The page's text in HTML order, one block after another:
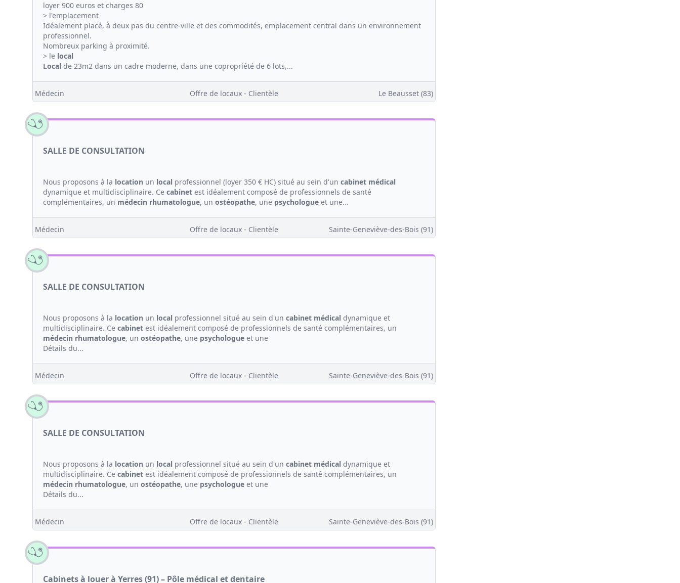
loyer 900 euros et charges 80
> l'emplacement
Idéalement placé, à deux pas du centre-ville et des commodités, emplacement central dans un environnement
professionnel.
Nombreux parking à proximité.
> le local
Local de 23m2 dans un cadre moderne, dans une copropriété de 6 lots,...
Médecin Offre de locaux - Clientèle Le Beausset (83)
SALLE DE CONSULTATION
Nous proposons à la location un local professionnel (loyer 350 € HC) situé au sein d'un cabinet médical
dynamique et multidisciplinaire. Ce cabinet est idéalement composé de professionnels de santé
complémentaires, un médecin rhumatologue, un ostéopathe, une psychologue et une...
Médecin Offre de locaux - Clientèle Sainte-Geneviève-des-Bois (91)
SALLE DE CONSULTATION
Nous proposons à la location un local professionnel situé au sein d'un cabinet médical dynamique et
multidisciplinaire. Ce cabinet est idéalement composé de professionnels de santé complémentaires, un
médecin rhumatologue, un ostéopathe, une psychologue et une
Détails du...
Médecin Offre de locaux - Clientèle Sainte-Geneviève-des-Bois (91)
SALLE DE CONSULTATION
Nous proposons à la location un local professionnel situé au sein d'un cabinet médical dynamique et
multidisciplinaire. Ce cabinet est idéalement composé de professionnels de santé complémentaires, un
médecin rhumatologue, un ostéopathe, une psychologue et une
Détails du...
Médecin Offre de locaux - Clientèle Sainte-Geneviève-des-Bois (91)
Cabinets à louer à Yerres (91) – Pôle médical et dentaire